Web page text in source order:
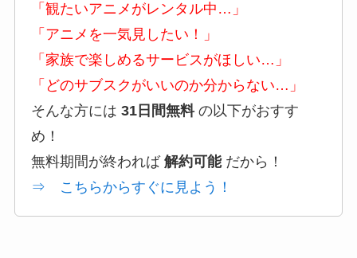
「観たいアニメがレンタル中…」
「アニメを一気見したい！」
「家族で楽しめるサービスがほしい…」
「どのサブスクがいいのか分からない…」
そんな方には 31日間無料の以下がおすす
め！
無料期間が終われば 解約可能だから！
⇒ こちらからすぐに見よう！